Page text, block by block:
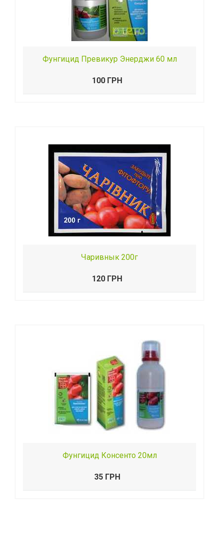
Фунгицид Превикур Энерджи 60 мл
100 ГРН
Чаривнык 200г
120 ГРН
Фунгицид Консенто 20мл
35 ГРН